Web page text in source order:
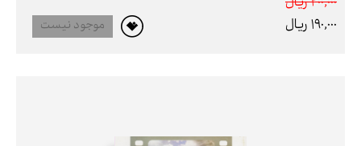
190,000 ريال
موجود نیست